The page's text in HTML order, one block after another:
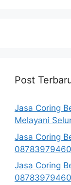
Post
Jasa Coring
Melayani
Jasa Coring
Jasa Coring